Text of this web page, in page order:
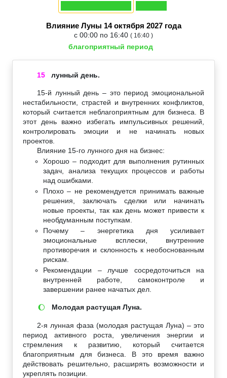
Влияние Луны 14 октября 2027 года
с 00:00 по 16:40 ( 16:40 )
благоприятный период
15 лунный день.
15-й лунный день – это период эмоциональной
нестабильности, страстей и внутренних конфликтов,
который считается неблагоприятным для бизнеса. В
этот день важно избегать импульсивных решений,
контролировать эмоции и не начинать новых
проектов.
Влияние 15-го лунного дня на бизнес:
Хорошо – подходит для выполнения рутинных
задач, анализа текущих процессов и работы
над ошибками.
Плохо – не рекомендуется принимать важные
решения, заключать сделки или начинать
новые проекты, так как день может привести к
необдуманным поступкам.
Почему – энергетика дня усиливает
эмоциональные всплески, внутренние
противоречия и склонность к необоснованным
рискам.
Рекомендации – лучше сосредоточиться на
внутренней работе, самоконтроле и
завершении ранее начатых дел.
🌔 Молодая растущая Луна.
2-я лунная фаза (молодая растущая Луна) – это
период активного роста, увеличения энергии и
стремления к развитию, который считается
благоприятным для бизнеса. В это время важно
действовать решительно, расширять возможности и
укреплять позиции.